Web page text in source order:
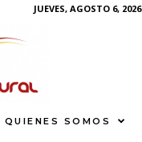
JUEVES, AGOSTO 6, 2026
QUIENES SOMOS